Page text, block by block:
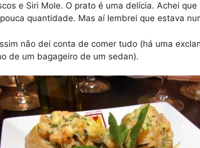
e Siri Mole. O prato é uma delícia. Achei
quantidade. Mas aí lembrei que estava
não dei conta de comer tudo (há uma
de um bagageiro de um sedan).